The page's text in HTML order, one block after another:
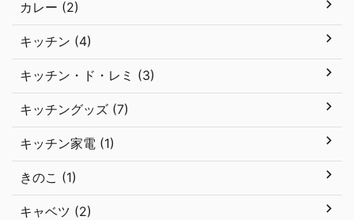
カレー (2)
キッチン (4)
キッチン・ド・レミ (3)
キッチングッズ (7)
キッチン家電 (1)
きのこ (1)
キャベツ (2)